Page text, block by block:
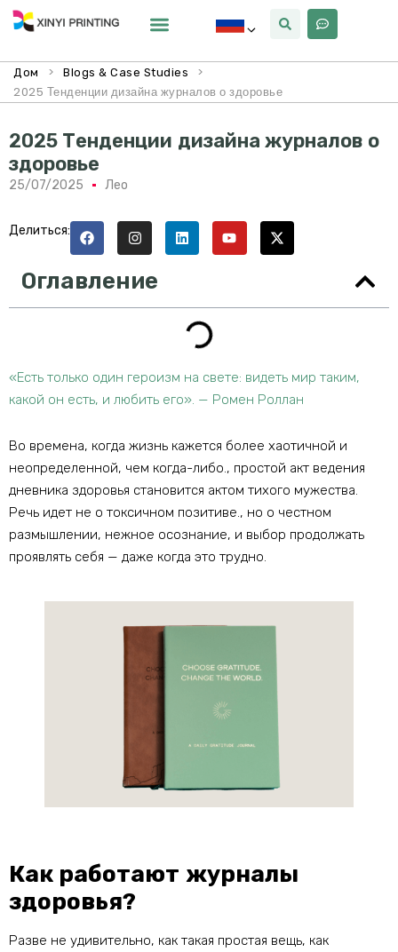
Дом > Blogs & Case Studies
>
2025 Тенденции дизайна журналов о здоровье
2025 Тенденции дизайна журналов о
здоровье
25/07/2025 Лео
Делиться:
Оглавление
«Есть только один героизм на свете: видеть мир таким,
какой он есть, и любить его». — Ромен Роллан
Во времена, когда жизнь кажется более хаотичной и
неопределенной, чем когда-либо., простой акт ведения
дневника здоровья становится актом тихого мужества.
Речь идет не о токсичном позитиве., но о честном
размышлении, нежное осознание, и выбор продолжать
проявлять себя — даже когда это трудно.
Как работают журналы
здоровья?
Разве не удивительно, как такая простая вещь, как